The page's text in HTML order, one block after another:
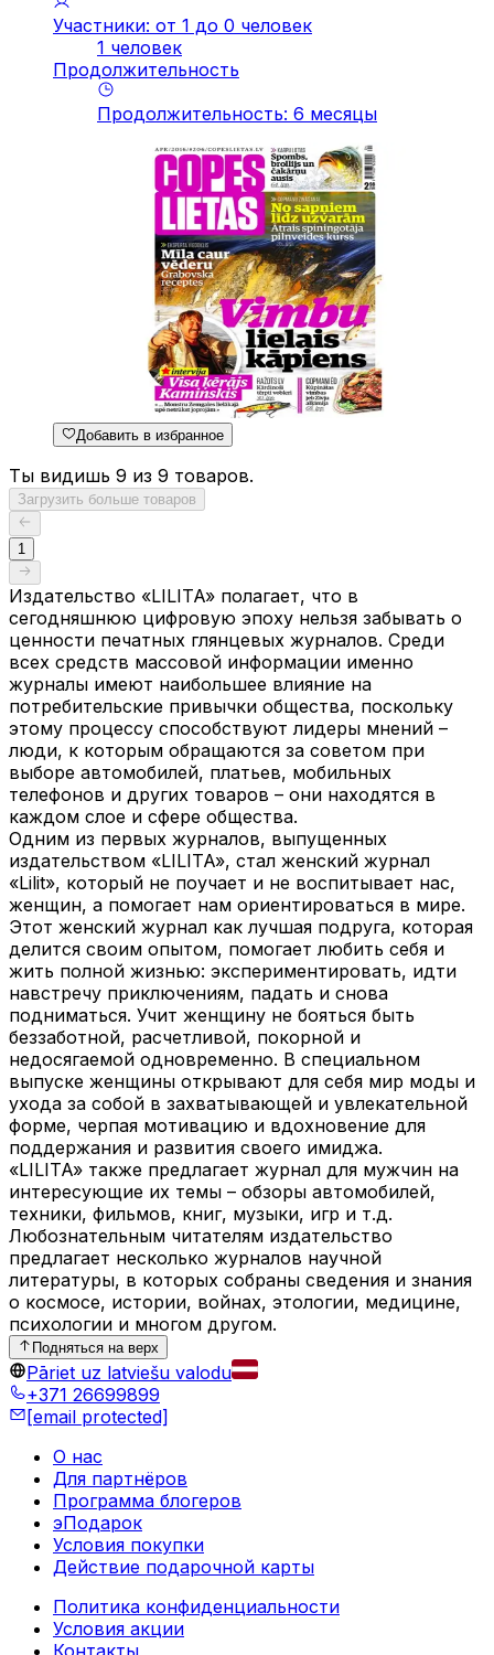
Участники: от 1 до 0 человек
1 человек
Продолжительность
Продолжительность: 6 месяцы
Добавить в избранное
Ты видишь 9 из 9 товаров.
Загрузить больше товаров
1
Издательство «LILITA» полагает, что в
сегодняшнюю цифровую эпоху нельзя забывать о
ценности печатных глянцевых журналов. Среди
всех средств массовой информации именно
журналы имеют наибольшее влияние на
потребительские привычки общества, поскольку
этому процессу способствуют лидеры мнений –
люди, к которым обращаются за советом при
выборе автомобилей, платьев, мобильных
телефонов и других товаров – они находятся в
каждом слое и сфере общества.
Одним из первых журналов, выпущенных
издательством «LILITA», стал женский журнал
«Lilit», который не поучает и не воспитывает нас,
женщин, а помогает нам ориентироваться в мире.
Этот женский журнал как лучшая подруга, которая
делится своим опытом, помогает любить себя и
жить полной жизнью: экспериментировать, идти
навстречу приключениям, падать и снова
подниматься. Учит женщину не бояться быть
беззаботной, расчетливой, покорной и
недосягаемой одновременно. В специальном
выпуске женщины открывают для себя мир моды и
ухода за собой в захватывающей и увлекательной
форме, черпая мотивацию и вдохновение для
поддержания и развития своего имиджа.
«LILITA» также предлагает журнал для мужчин на
интересующие их темы – обзоры автомобилей,
техники, фильмов, книг, музыки, игр и т.д.
Любознательным читателям издательство
предлагает несколько журналов научной
литературы, в которых собраны сведения и знания
о космосе, истории, войнах, этологии, медицине,
психологии и многом другом.
Подняться на верх
Pāriet uz latviešu valodu
+371 26699899
[email protected]
О нас
Для партнёров
Программа блогеров
эПодарок
Условия покупки
Действие подарочной карты
Политика конфиденциальности
Условия акции